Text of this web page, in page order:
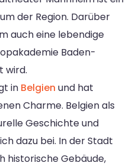
der Region. Darüber
auch eine lebendige
Baden-
wird.
in Belgien und hat
Charme. Belgien als
Geschichte und
dazu bei. In der Stadt
historische Gebäude,